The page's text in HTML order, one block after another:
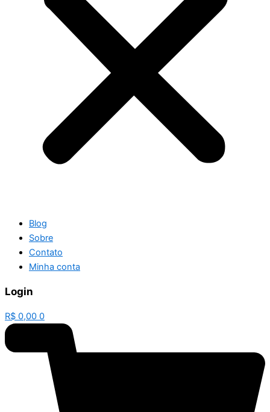
Blog
Sobre
Contato
Minha conta
Login
R$ 0,00 0